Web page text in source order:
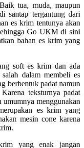
tua, muda, maupun
santap tergantung dari
es krim tentunya akan
Go UKM di sini
bahan es krim yang
soft es krim dan ada
dalam membeli es
berbentuk padat namun
teksturnya padat
menggunakan
es krim yang
mesin cone karena
yang enak jangan